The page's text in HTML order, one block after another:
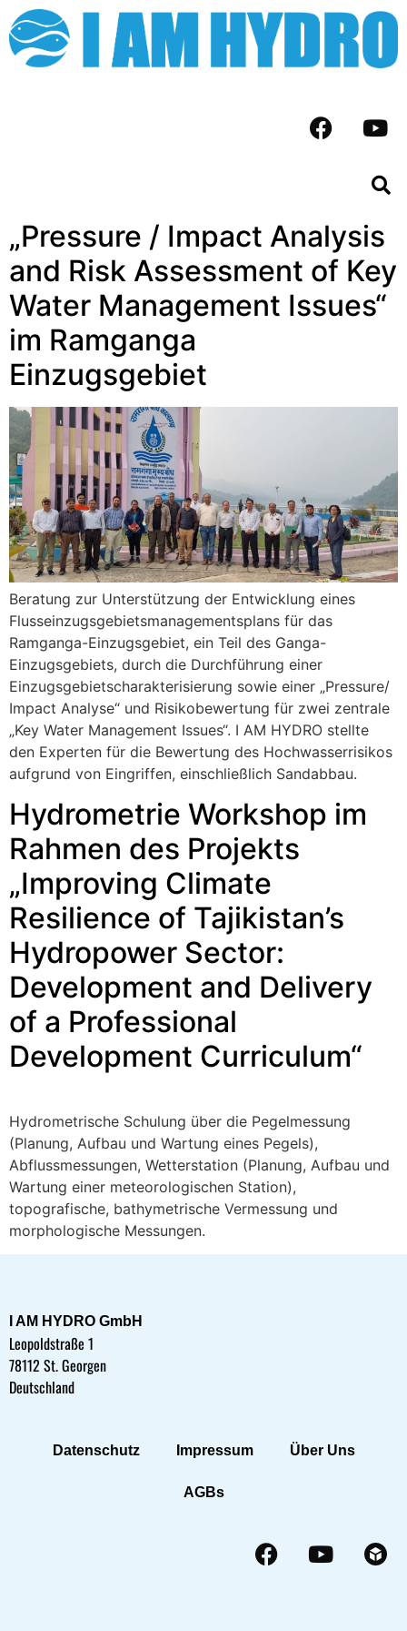
„Pressure / Impact Analysis
and Risk Assessment of Key
Water Management Issues“
im Ramganga
Einzugsgebiet
Beratung zur Unterstützung der Entwicklung eines
Flusseinzugsgebietsmanagementsplans für das
Ramganga-Einzugsgebiet, ein Teil des Ganga-
Einzugsgebiets, durch die Durchführung einer
Einzugsgebietscharakterisierung sowie einer „Pressure/
Impact Analyse“ und Risikobewertung für zwei zentrale
„Key Water Management Issues“. I AM HYDRO stellte
den Experten für die Bewertung des Hochwasserrisikos
aufgrund von Eingriffen, einschließlich Sandabbau.
Hydrometrie Workshop im
Rahmen des Projekts
„Improving Climate
Resilience of Tajikistan’s
Hydropower Sector:
Development and Delivery
of a Professional
Development Curriculum“
Hydrometrische Schulung über die Pegelmessung
(Planung, Aufbau und Wartung eines Pegels),
Abflussmessungen, Wetterstation (Planung, Aufbau und
Wartung einer meteorologischen Station),
topografische, bathymetrische Vermessung und
morphologische Messungen.
I AM HYDRO GmbH
Leopoldstraße 1
78112 St. Georgen
Deutschland
Datenschutz Impressum Über Uns
AGBs